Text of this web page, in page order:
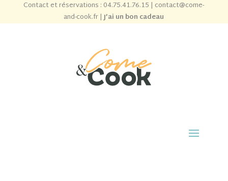
Contact et réservations : 04.75.41.76.15 | contact@come-
and-cook.fr|J’ai un bon cadeau